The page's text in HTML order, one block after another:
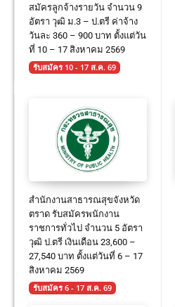
สมัครลูกจ้างรายวัน จำนวน 9
อัตรา วุฒิ ม.3 – ป.ตรี ค่าจ้าง
วันละ 360 – 900 บาท ตั้งแต่วัน
ที่ 10 – 17 สิงหาคม 2569
รับสมัคร 10 - 17 ส.ค. 69
สำนักงานสาธารณสุขจังหวัด
ตราด รับสมัครพนักงาน
ราชการทั่วไป จำนวน 5 อัตรา
วุฒิ ป.ตรี เงินเดือน 23,600 –
27,540 บาท ตั้งแต่วันที่ 6 – 17
สิงหาคม 2569
รับสมัคร 6 - 17 ส.ค. 69